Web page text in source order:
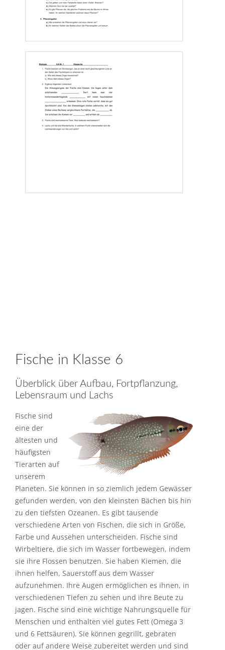
Fische in Klasse 6
Überblick über Aufbau, Fortpflanzung,
Lebensraum und Lachs
Fische sind
eine der
ältesten und
häufigsten
Tierarten auf
unserem
Planeten. Sie können in so ziemlich jedem Gewässer
gefunden werden, von den kleinsten Bächen bis hin
zu den tiefsten Ozeanen. Es gibt tausende
verschiedene Arten von Fischen, die sich in Größe,
Farbe und Aussehen unterscheiden. Fische sind
Wirbeltiere, die sich im Wasser fortbewegen, indem
sie ihre Flossen benutzen. Sie haben Kiemen, die
ihnen helfen, Sauerstoff aus dem Wasser
aufzunehmen. Ihre Augen ermöglichen es ihnen, in
verschiedenen Tiefen zu sehen und ihre Beute zu
jagen. Fische sind eine wichtige Nahrungsquelle für
Menschen und enthalten viel gutes Fett (Omega 3
und 6 Fettsäuren). Sie können gegrillt, gebraten
oder auf andere Weise zubereitet werden und sind